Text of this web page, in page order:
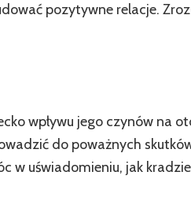
pozytywne relacje.
wpływu jego czynów na
do poważnych
w uświadomieniu, jak